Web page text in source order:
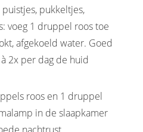
pukkeltjes,
voeg 1 druppel roos toe
afgekoeld water. Goed
2x per dag de huid
roos en 1 druppel
in de slaapkamer